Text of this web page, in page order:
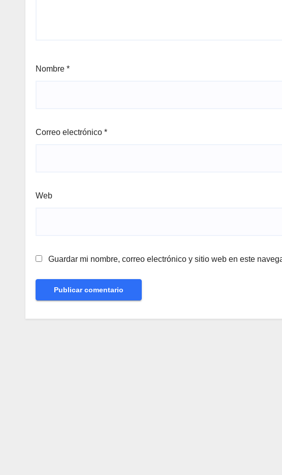
Nombre *
Correo electrónico *
Web
Guardar mi nombre, correo electrónico y sitio web en este